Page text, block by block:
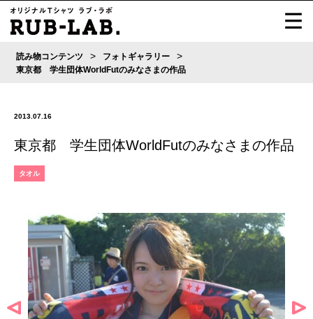
読み物コンテンツ > フォトギャラリー >
東京都 学生団体WorldFutのみなさまの作品
2013.07.16
東京都 学生団体WorldFutのみなさまの作品
タオル